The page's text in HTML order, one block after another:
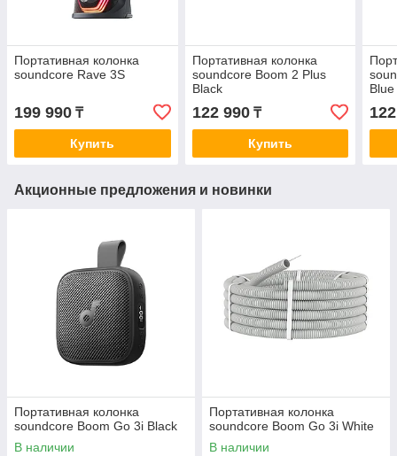
Портативная колонка
soundcore Rave 3S
199 990 ₸
Купить
Портативная колонка
soundcore Boom 2 Plus
Black
122 990₸
Купить
Blue
Акционные предложения и новинки
Портативная колонка
soundcore Boom Go 3i Black
В наличии
Портативная колонка
soundcore Boom Go 3i White
В наличии